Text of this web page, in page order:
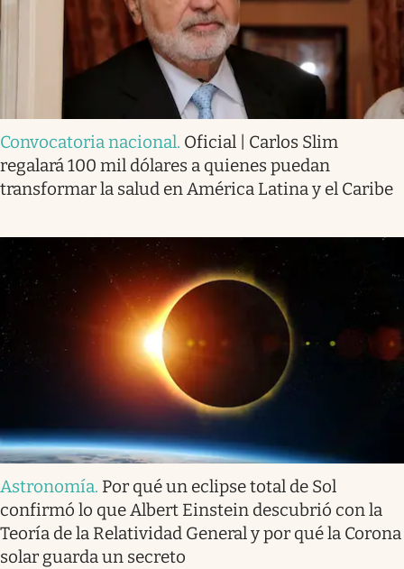
Convocatoria nacional. Oficial | Carlos Slim
regalará 100 mil dólares a quienes puedan
transformar la salud en América Latina y el Caribe
Astronomía. Por qué un eclipse total de Sol
confirmó lo que Albert Einstein descubrió con la
Teoría de la Relatividad General y por qué la Corona
solar guarda un secreto